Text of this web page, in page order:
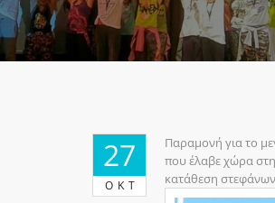
27
ΟΚΤ
Παραμονή για το
που έλαβε χώρα
κατάθεση